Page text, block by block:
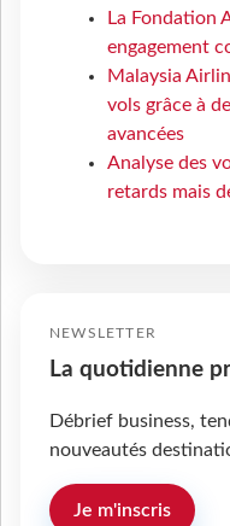
La Fondation
engagement
Malaysia
vols grâce à
avancées
Analyse des
retards mais
NEWSLETTER
La quotidienne
Débrief business,
nouveautés
Je m'inscris